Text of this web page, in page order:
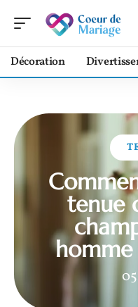
Décoration
tenue
homme